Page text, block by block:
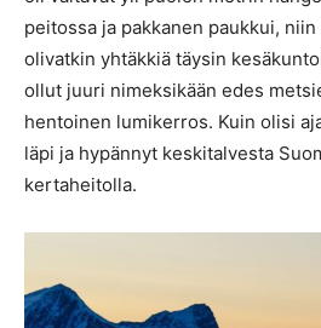
peitossa ja pakkanen paukkui,
olivatkin yhtäkkiä täysin
ollut juuri nimeksikään edes
hentoinen lumikerros. Kuin olisi
läpi ja hypännyt keskitalvesta
kertaheitolla.